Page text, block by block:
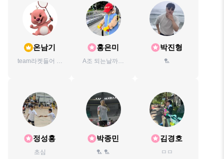
온남기
team라켓들어 모
홍은미
A조 되는날까지
박진형
🏸
정성홍
초심
박종민
🏸 🏸
김경호
ㅁㅁ